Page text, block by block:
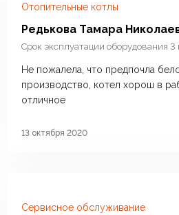
Отопительные котлы
Редькова Тамара
Срок эксплуатации оборудования 3
Не пожалела, что предпочла
производство, котел хорош в
отличное
13 октября 2020
Сервисное обслуживание